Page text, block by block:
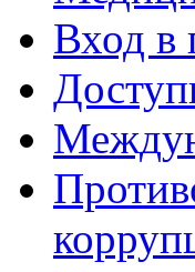
Вход в